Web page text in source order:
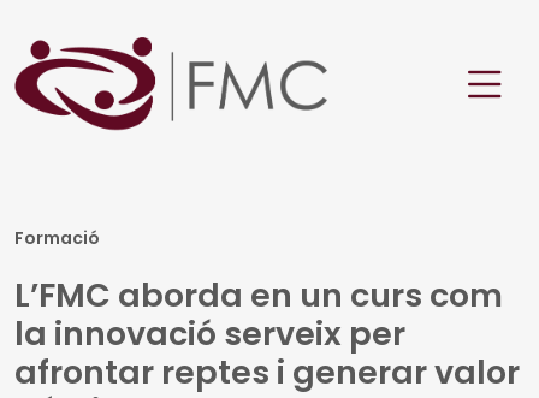
Formació
L’FMC aborda en un curs com
la innovació serveix per
afrontar reptes i generar valor